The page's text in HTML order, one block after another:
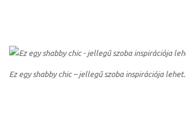
Ez egy shabby chic – jellegű szoba inspirációja lehet.